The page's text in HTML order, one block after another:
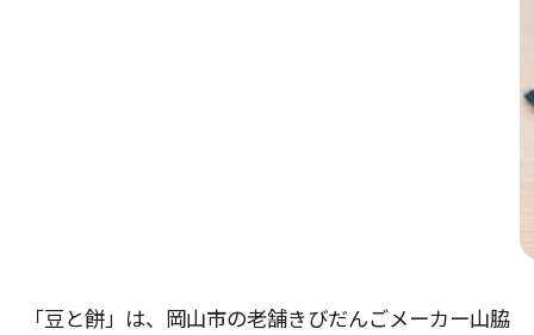
「豆と餅」は、岡山市の老舗きびだんごメーカー山脇